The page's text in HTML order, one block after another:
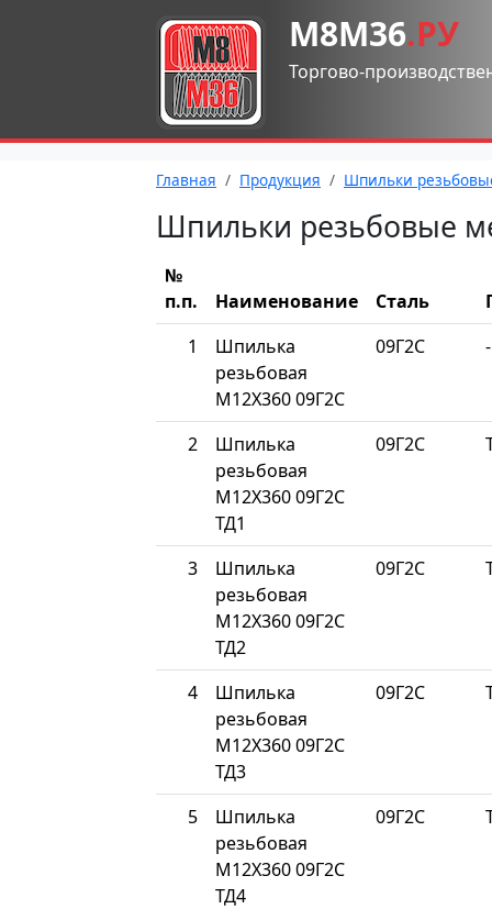
М8М36.РУ
Торгово-
Главная Продукция Шпильки
Шпильки резьбовые
№
п.п.
Наименование Сталь
1
Шпилька
резьбовая
М12Х360 09Г2С
09Г2С -
2
Шпилька
резьбовая
М12Х360 09Г2С
ТД1
09Г2С
3
Шпилька
резьбовая
М12Х360 09Г2С
ТД2
09Г2С
4
Шпилька
резьбовая
М12Х360 09Г2С
ТД3
09Г2С
5
Шпилька
резьбовая
М12Х360 09Г2С
ТД4
09Г2С